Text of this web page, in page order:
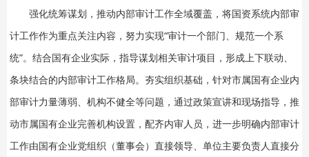
强化统筹谋划，推动内部审计工作全域覆盖，将国资系统内部审
计工作作为重点关注内容，努力实现“审计一个部门、规范一个系
统”。结合国有企业实际，指导谋划相关审计项目，形成上下联动、
条块结合的内部审计工作格局。夯实组织基础，针对市属国有企业内
部审计力量薄弱、机构不健全等问题，通过政策宣讲和现场指导，推
动市属国有企业完善机构设置，配齐内审人员，进一步明确内部审计
工作由国有企业党组织（董事会）直接领导、单位主要负责人直接分